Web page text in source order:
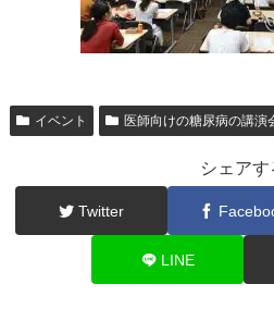
イベント 医師向けの糖尿病の講演
シェアす
Twitter
LINE